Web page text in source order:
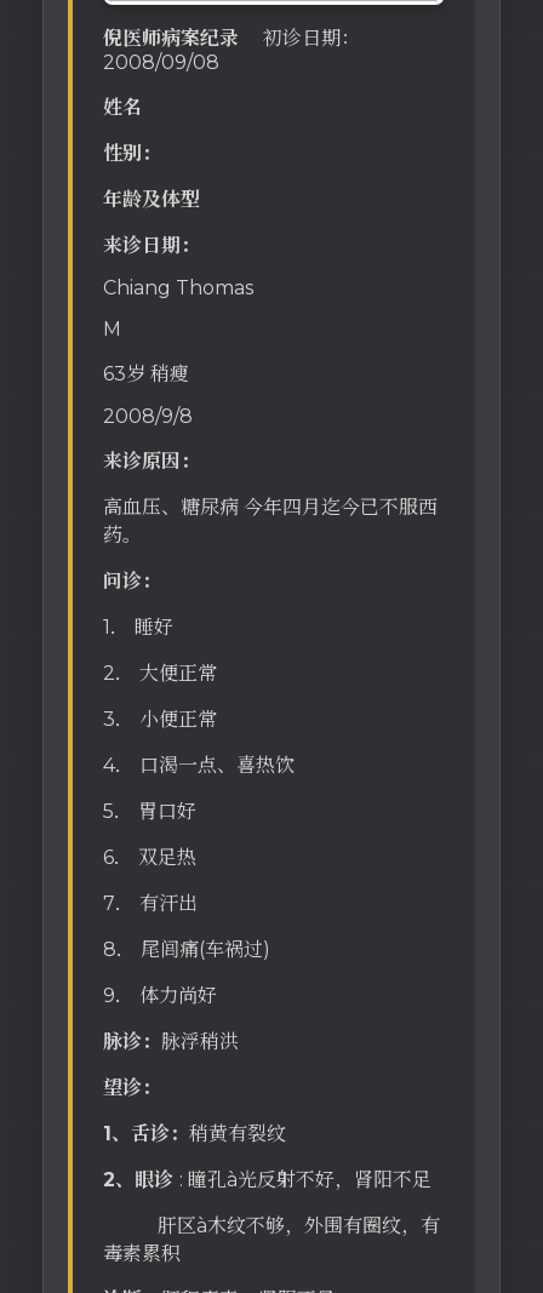
倪医师病案纪录 初诊日期：
2008/09/08
姓名
性别：
年龄及体型
来诊日期：
Chiang Thomas
M
63岁 稍瘦
2008/9/8
来诊原因：
高血压、糖尿病 今年四月迄今已不服西
药。
问诊：
1． 睡好
2． 大便正常
3． 小便正常
4． 口渴一点、喜热饮
5． 胃口好
6． 双足热
7． 有汗出
8． 尾闾痛(车祸过)
9． 体力尚好
脉诊： 脉浮稍洪
望诊：
1、舌诊： 稍黄有裂纹
2、眼诊 : 瞳孔à光反射不好，肾阳不足
肝区à木纹不够，外围有圈纹，有
毒素累积